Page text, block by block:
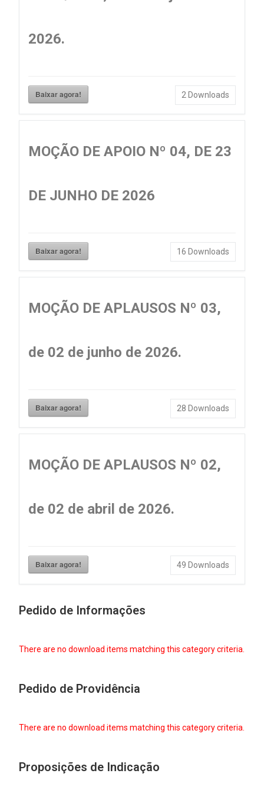
2026.
Baixar agora! 2 Downloads
MOÇÃO DE APOIO Nº 04, DE 23
DE JUNHO DE 2026
Baixar agora! 16 Downloads
MOÇÃO DE APLAUSOS Nº 03,
de 02 de junho de 2026.
Baixar agora! 28 Downloads
MOÇÃO DE APLAUSOS Nº 02,
de 02 de abril de 2026.
Baixar agora! 49 Downloads
Pedido de Informações
There are no download items matching this category criteria.
Pedido de Providência
There are no download items matching this category criteria.
Proposições de Indicação